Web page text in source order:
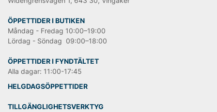
ÖPPETTIDER I BUTIKEN
Måndag - Fredag 10:00–19:00
Lördag - Söndag 09:00–18:00
ÖPPETTIDER I FYNDTÄLTET
Alla dagar: 11:00-17:45
HELGDAGSÖPPETTIDER
TILLGÄNGLIGHETSVERKTYG